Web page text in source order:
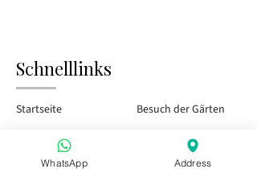
Schnelllinks
Startseite
Tasting Bar
Besuch der Gärten
WhatsApp Address